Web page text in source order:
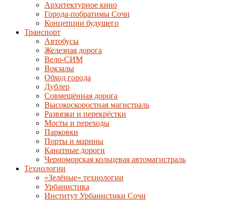
Архитектурное кино
Города-побратимы Сочи
Концепции будущего
Транспорт
Автобусы
Железная дорога
Вело-СИМ
Вокзалы
Обход города
Дублер
Совмещённая дорога
Высокоскоростная магистраль
Развязки и перекрёстки
Мосты и переходы
Парковки
Порты и марины
Канатные дороги
Черноморская кольцевая автомагистраль
Технологии
«Зелёные» технологии
Урбанистика
Институт Урбанистики Сочи